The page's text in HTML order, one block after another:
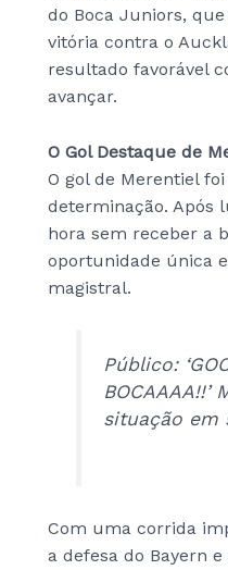
do Boca Juniors,
vitória contra o
resultado favorável
avançar.
O Gol Destaque de
O gol de Merentiel
determinação. Após
hora sem receber a
oportunidade única
magistral.
Público:
BOCAAAA!!’
situação em
Com uma corrida
a defesa do Bayern